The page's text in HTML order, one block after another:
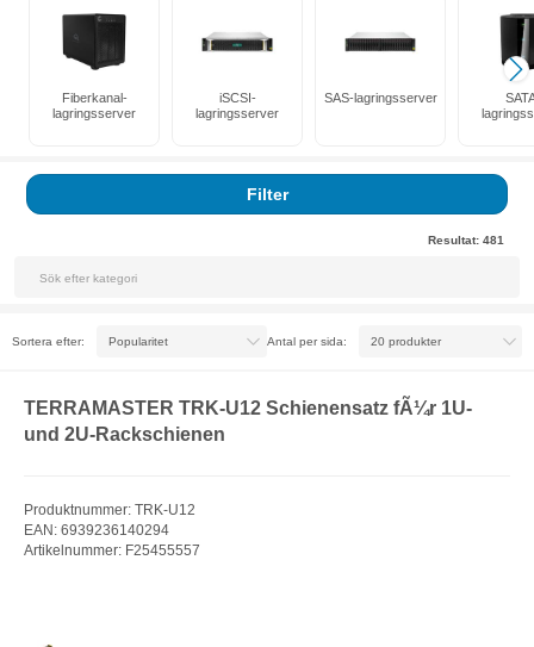
Fiberkanal-
lagringsserver
iSCSI-
lagringsserver
SAS-lagringsserver
Filter
Resultat: 481
Sortera efter: Antal per sida:
TERRAMASTER TRK-U12 Schienensatz fÃ¼r 1U-
und 2U-Rackschienen
Produktnummer: TRK-U12
EAN: 6939236140294
Artikelnummer: F25455557